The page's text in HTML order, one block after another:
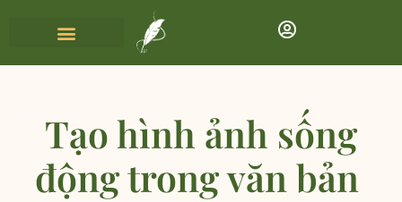
Tạo hình ảnh sống
động trong văn bản